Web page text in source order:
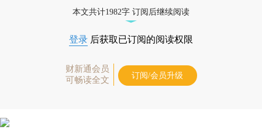
本文共计1982字 订阅后继续阅读
登录 后获取已订阅的阅读权限
财新通会员
可畅读全文
订阅/会员升级